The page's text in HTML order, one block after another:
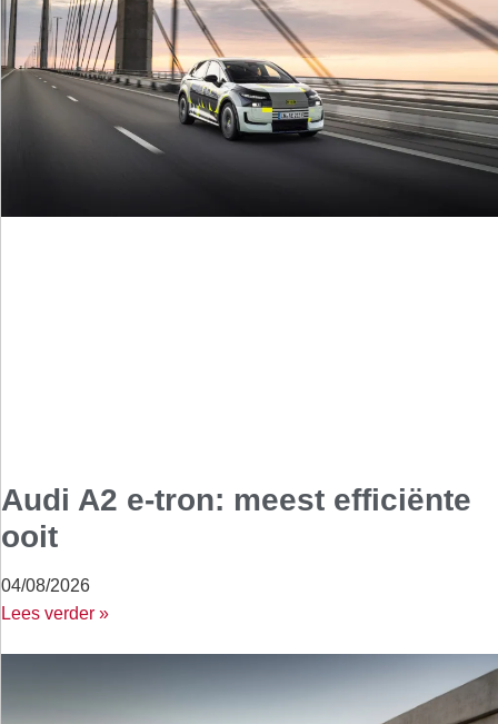
Audi A2 e-tron: meest efficiënte
ooit
04/08/2026
Lees verder »